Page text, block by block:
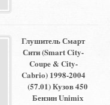
Глушитель Смарт
Сити (Smart City-
Coupe & City-
Cabrio) 1998-2004
(57.01) Кузов 450
Бензин Unimix